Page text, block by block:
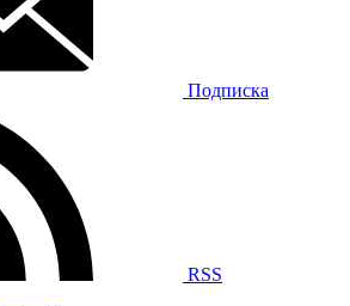
Подписка
RSS